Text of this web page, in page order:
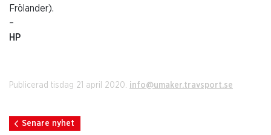
Frölander).
–
HP
Publicerad tisdag 21 april 2020. info@umaker.travsport.se
Senare nyhet